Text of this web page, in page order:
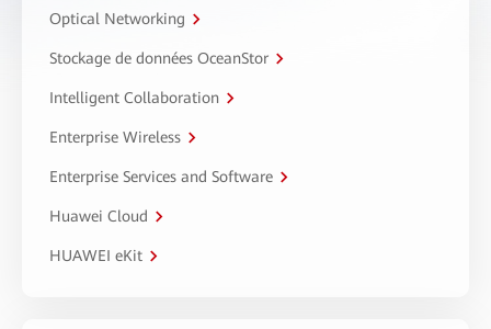
Optical Networking
Stockage de données OceanStor
Intelligent Collaboration
Enterprise Wireless
Enterprise Services and Software
Huawei Cloud
HUAWEI eKit